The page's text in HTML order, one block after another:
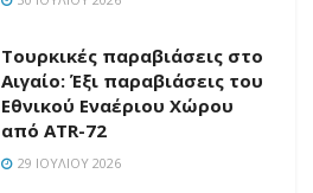
Τουρκικές παραβιάσεις στο
Αιγαίο: Έξι παραβιάσεις του
Εθνικού Εναέριου Χώρου
από ATR-72
29 ΙΟΥΛΊΟΥ 2026